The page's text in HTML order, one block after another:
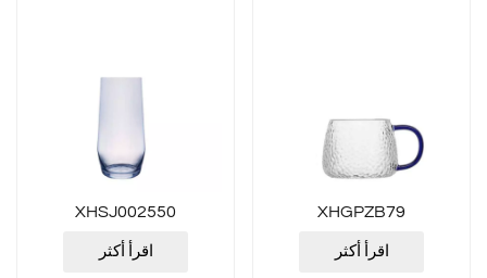
XHSJ002550
اقرأ أكثر
XHGPZB79
اقرأ أكثر